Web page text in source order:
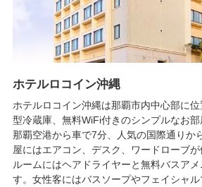
ホテルロコイン沖縄
ホテルロコイン沖縄は那覇市内中心部に
型冷蔵庫、無料WiFi付きのシンプルなお部
那覇空港から車で7分、人気の国際通りか
屋にはエアコン、デスク、ワードローブ
ルームにはヘアドライヤーと無料バスア
す。女性客にはバスソープやフェイシャ